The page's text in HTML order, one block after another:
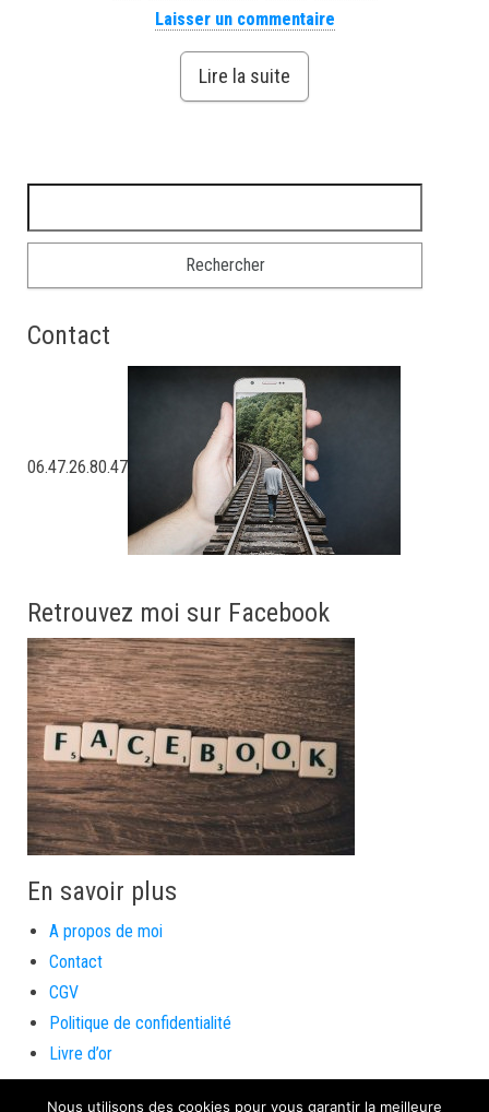
Laisser un commentaire
Lire la suite
Contact
06.47.26.80.47
Retrouvez moi sur Facebook
En savoir plus
A propos de moi
Contact
CGV
Politique de confidentialité
Livre d’or
Nous utilisons des cookies pour vous garantir la meilleure